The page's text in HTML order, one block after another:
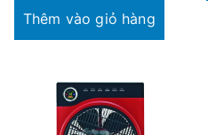
là:
Thêm vào giỏ hàng